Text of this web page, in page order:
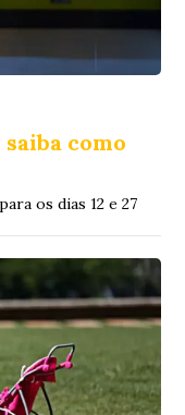
como
os dias 12 e 27